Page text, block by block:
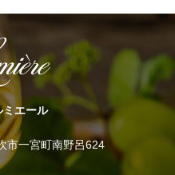
ミエール
市一宮町南野呂624